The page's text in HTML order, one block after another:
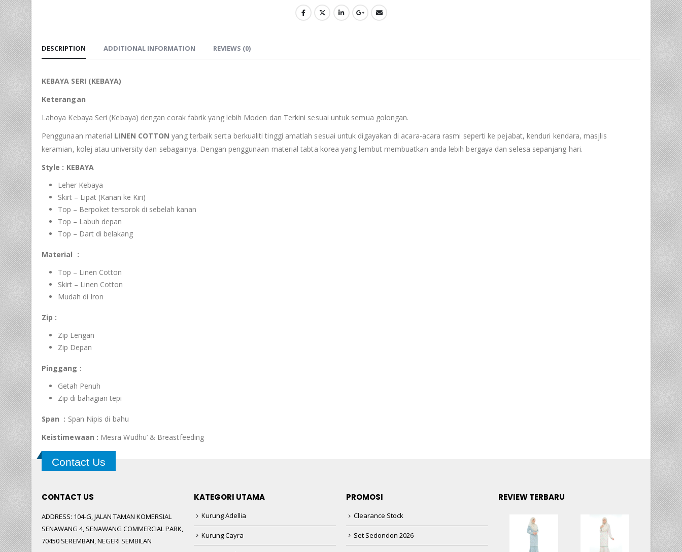
DESCRIPTION ADDITIONAL INFORMATION REVIEWS (0)
KEBAYA SERI (KEBAYA)
Keterangan
Lahoya Kebaya Seri (Kebaya) dengan corak fabrik yang lebih Moden dan Terkini sesuai untuk semua golongan.
Penggunaan material LINEN COTTON yang terbaik serta berkualiti tinggi amatlah sesuai untuk digayakan di acara-acara rasmi seperti ke pejabat, kenduri kendara, masjlis
keramian, kolej atau university dan sebagainya. Dengan penggunaan material tabta korea yang lembut membuatkan anda lebih bergaya dan selesa sepanjang hari.
Style : KEBAYA
Leher Kebaya
Skirt – Lipat (Kanan ke Kiri)
Top – Berpoket tersorok di sebelah kanan
Top – Labuh depan
Top – Dart di belakang
Material :
Top – Linen Cotton
Skirt – Linen Cotton
Mudah di Iron
Zip :
Zip Lengan
Zip Depan
Pinggang :
Getah Penuh
Zip di bahagian tepi
Span : Span Nipis di bahu
Keistimewaan : Mesra Wudhu’ & Breastfeeding
Contact Us
CONTACT US
ADDRESS: 104-G, JALAN TAMAN KOMERSIAL
SENAWANG 4, SENAWANG COMMERCIAL PARK,
70450 SEREMBAN, NEGERI SEMBILAN
KATEGORI UTAMA
Kurung Adellia
Kurung Cayra
PROMOSI
Clearance Stock
Set Sedondon 2026
REVIEW TERBARU